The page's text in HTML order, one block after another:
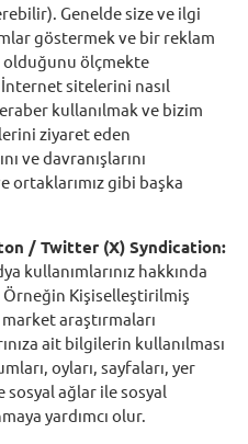
Genelde size ve ilgi
göstermek ve bir reklam
olduğunu ölçmekte
sitelerini nasıl
kullanılmak ve bizim
ziyaret eden
ve davranışlarını
ortaklarımız gibi başka
/ Twitter (X) Syndication:
kullanımlarınız hakkında
Örneğin Kişiselleştirilmiş
araştırmaları
ait bilgilerin kullanılması
oyları, sayfaları, yer
sosyal ağlar ile sosyal
yardımcı olur.